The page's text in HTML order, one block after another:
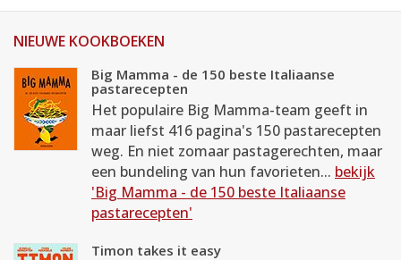
NIEUWE KOOKBOEKEN
Big Mamma - de 150 beste Italiaanse
pastarecepten
Het populaire Big Mamma-team geeft in
maar liefst 416 pagina's 150 pastarecepten
weg. En niet zomaar pastagerechten, maar
een bundeling van hun favorieten... bekijk
'Big Mamma - de 150 beste Italiaanse
pastarecepten'
Timon takes it easy